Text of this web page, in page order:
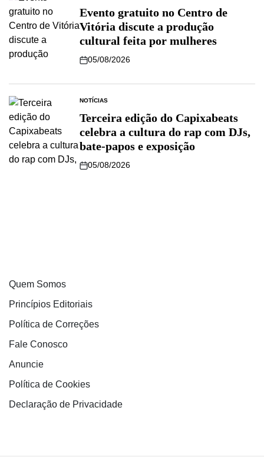
Evento gratuito no Centro de
Vitória discute a produção
cultural feita por mulheres
05/08/2026
NOTÍCIAS
Terceira edição do Capixabeats
celebra a cultura do rap com DJs,
bate-papos e exposição
05/08/2026
Quem Somos
Princípios Editoriais
Política de Correções
Fale Conosco
Anuncie
Política de Cookies
Declaração de Privacidade